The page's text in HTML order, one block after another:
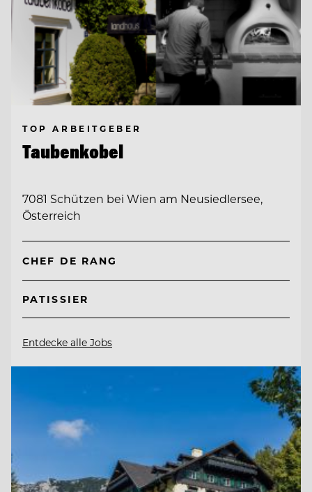
TOP ARBEITGEBER
Taubenkobel
7081 Schützen bei Wien am Neusiedlersee,
Österreich
CHEF DE RANG
PATISSIER
Entdecke alle Jobs